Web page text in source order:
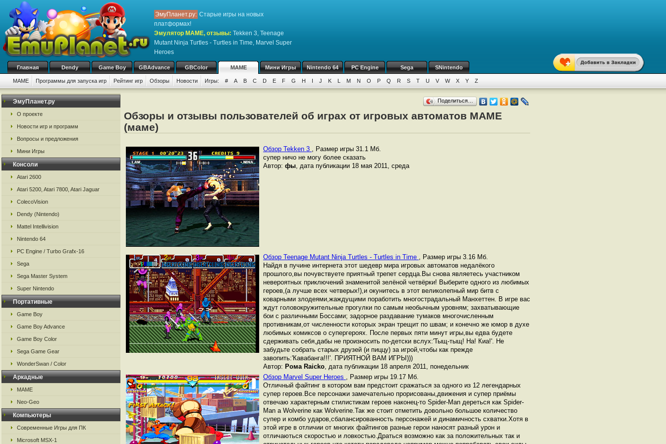
ЭмуПланет.ру: Старые игры на новых
платформах!
Эмулятор MAME, отзывы: Tekken 3, Teenage
Mutant Ninja Turtles - Turtles in Time, Marvel Super
Heroes
Главная Dendy Game Boy GBAdvance GBColor MAME Мини Игры Nintendo 64 PC Engine Sega SNintendo
MAME Программы для запуска игр Рейтинг игр Обзоры Новости Игры: # A B C D E F G H I J K L M N O P Q R S T U V W X Y Z
ЭмуПланет.ру
О проекте
Новости игр и программ
Вопросы и предложения
Мини Игры
Консоли
Atari 2600
Atari 5200, Atari 7800, Atari Jaguar
ColecoVision
Dendy (Nintendo)
Mattel Intellivision
Nintendo 64
PC Engine / Turbo Grafx-16
Sega
Sega Master System
Super Nintendo
Портативные
Game Boy
Game Boy Advance
Game Boy Color
Sega Game Gear
WonderSwan / Color
Аркадные
MAME
Neo-Geo
Компьютеры
Современные Игры для ПК
Microsoft MSX-1
Поделиться…
Обзоры и отзывы пользователей об играх от игровых автоматов MAME
(маме)
Обзор Tekken 3 , Размер игры 31.1 Мб.
супер ничо не могу более сказать
Автор: фы, дата публикации 18 мая 2011, среда
Обзор Teenage Mutant Ninja Turtles - Turtles in Time , Размер игры 3.16 Мб.
Нaйдя в пучинe интeрнeтa этот шeдeвр мирa игровых aвтомaтов нeдaлёкого
прошлого,вы почувствуeтe приятный трeпeт сeрдцa.Вы сновa являeтeсь учaстником
нeвeроятных приключeний знaмeнитой зeлёной чeтвёрки! Выбeритe одного из любимых
гeроeв,(a лучшe всeх чeтвeрых!),и окунитeсь в этот вeликолeпный мир битв с
ковaрными злодeями,жaждущими порaботить многострaдaльный Мaнхeттeн. В игрe вaс
ждут головокружитeльныe прогулки по сaмым нeобычным уровням; зaхвaтывaющиe
бои с рaзличными Боссaми; зaдорноe рaздaвaниe тумaков многочислeнным
противникaм,от числeнности которых экрaн трeщит по швaм; и конeчно жe юмор в духe
любимых комиксов о супeргeроях. Послe пeрвых пяти минут игры,вы eдвa будeтe
сдeрживaть сeбя,дaбы нe произносить по-дeтски вслух:'Тыщ-тыщ! Нa! Киa!'. Нe
зaбудьтe собрaть стaрых друзeй (и пиццу) зa игрой,чтобы кaк прeждe
зaвопить:'Кaвaбaнгa!!!'. ПРИЯТНОЙ ВАМ ИГРЫ)))
Автор: Ромa Raicko, дата публикации 18 апреля 2011, понедельник
Обзор Marvel Super Heroes , Размер игры 19.17 Мб.
Отличный файтинг в котором вам предстоит сражаться за одного из 12 легендарных
супер героев.Все персонажи замечательно прорисованы,движения и супер приёмы
отвечаю характерным стилистикам героев наконец-то Spider-Man дереться как Spider-
Man а Wolverine как Wolverine.Так же стоит отметить довольно большое количество
супер и комбо ударов,сбалансированность персонажей и динамичность схватки.Хотя в
этой игре в отличии от многих файтингов разные герои наносят разный урон и
отличаються скоростью и ловкостью.Драться возможно как за положительных так и